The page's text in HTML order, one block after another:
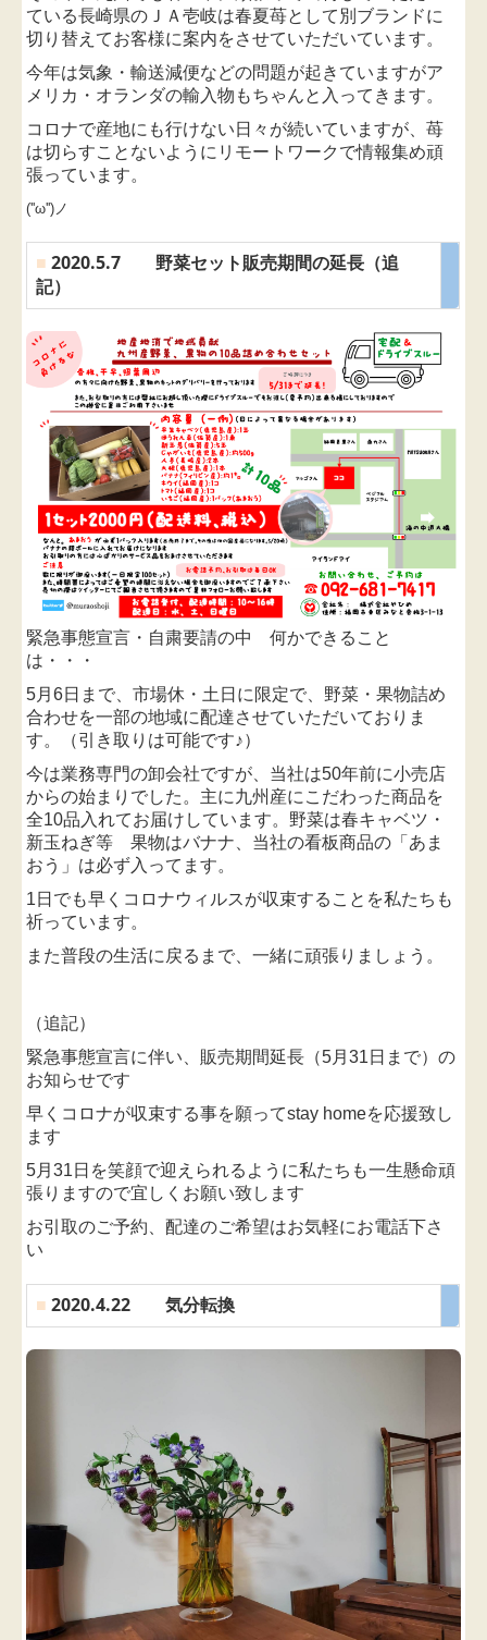
ている長崎県の ＪＡ壱岐は春夏苺として別ブランドに
切り替えてお客様に案内をさせていただいています。
今年は気象・輸送減便などの問題が起きていますがア
メリカ・オランダの輸入物もちゃんと入ってきます。
コロナで産地にも行けない日々が続いていますが、苺
は切らすことないようにリモートワークで情報集め頑
張っています。
(''ω'')ノ
■ 2020.5.7 野菜セット販売期間の延長（追
記）
緊急事態宣言・自粛要請の中何かできること
は・・・
5月6日まで、市場休・土日に限定で、野菜・果物詰め
合わせを一部の地域に配達させていただいておりま
す。（引き取りは可能です♪）
今は業務専門の卸会社ですが、当社は50年前に小売店
からの始まりでした。 主に九州産にこだわった商品を
全10品 入れてお届けしています。 野菜は春キャベツ・
新玉ねぎ等 果物はバナナ、 当社の看板商品の 「あま
おう」は必ず入ってます。
1日でも早くコロナウィルスが収束することを私たちも
祈っています。
また普段の生活に戻るまで、一緒に頑張りましょう。
（追記）
緊急事態宣言に伴い、販売期間延長（5月31日まで）の
お知らせです
早くコロナが収束する事を願ってstay homeを応援致し
ます
5月31日を笑顔で迎えられるように私たちも一生懸命頑
張りますので宜しくお願い致します
お引取のご予約、配達のご希望はお気軽にお電話下さ
い
■ 2020.4.22 気分転換